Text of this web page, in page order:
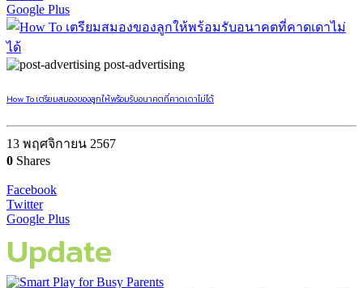
Google Plus
post-advertising
How To เตรียมสมองของลูกให้พร้อมรับอนาคตที่คาดเดาไม่ได้
13 พฤศจิกายน 2567
0 Shares
Facebook
Twitter
Google Plus
Update